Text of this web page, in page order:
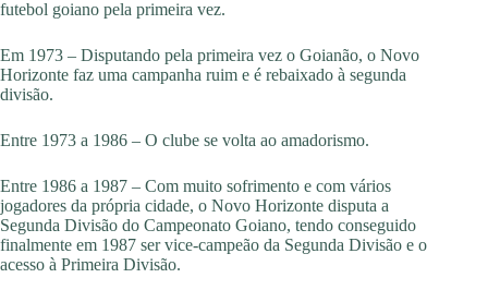
futebol goiano pela primeira vez.
Em 1973 – Disputando pela primeira vez o Goianão, o Novo
Horizonte faz uma campanha ruim e é rebaixado à segunda
divisão.
Entre 1973 a 1986 – O clube se volta ao amadorismo.
Entre 1986 a 1987 – Com muito sofrimento e com vários
jogadores da própria cidade, o Novo Horizonte disputa a
Segunda Divisão do Campeonato Goiano, tendo conseguido
finalmente em 1987 ser vice-campeão da Segunda Divisão e o
acesso à Primeira Divisão.